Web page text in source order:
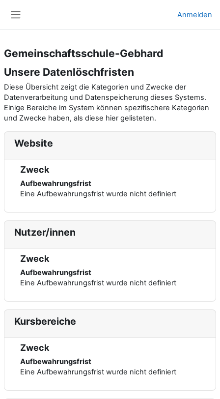
Anmelden
Gemeinschaftsschule-Gebhard
Unsere Datenlöschfristen
Diese Übersicht zeigt die Kategorien und Zwecke der
Datenverarbeitung und Datenspeicherung dieses Systems.
Einige Bereiche im System können spezifischere Kategorien
und Zwecke haben, als diese hier gelisteten.
Website
Zweck
Aufbewahrungsfrist
Eine Aufbewahrungsfrist wurde nicht definiert
Nutzer/innen
Zweck
Aufbewahrungsfrist
Eine Aufbewahrungsfrist wurde nicht definiert
Kursbereiche
Zweck
Aufbewahrungsfrist
Eine Aufbewahrungsfrist wurde nicht definiert